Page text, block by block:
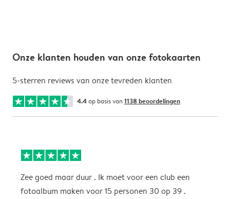
Onze klanten houden van onze fotokaarten
5-sterren reviews van onze tevreden klanten
4.4op basis van 1138 beoordelingen
Zee goed maar duur . Ik moet voor een club een
fotoalbum maken voor 15 personen 30 op 39 .